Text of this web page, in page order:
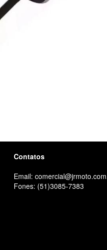
Contatos
Email:
Fones: (51)3085-7383